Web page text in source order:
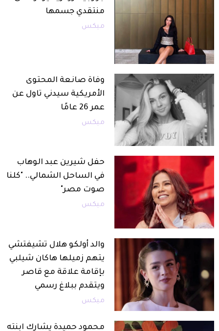
منتقدي جسمها
ميكس
وفاة صانعة المحتوى
الأمريكية سيدني تاول عن
عمر 26 عامًا
ميكس
حفل شيرين عبد الوهاب
في الساحل الشمالي.. "كلنا
صوت مصر"
ميكس
والد أولكو هلال تشيفتشي
يتهم زميلها هاكان شيلبي
بإقامة علاقة مع قاصر
ويتقدم ببلاغ رسمي
ميكس
محمود حميدة يشارك ابنته